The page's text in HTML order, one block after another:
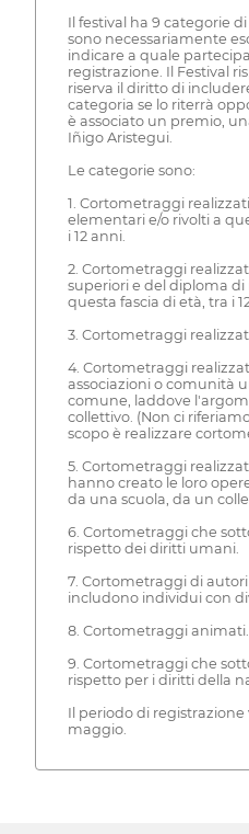
Il festival ha 9 categorie
sono necessariamente
indicare a quale
registrazione. Il Festival
riserva il diritto di
categoria se lo riterrà
è associato un premio,
Iñigo Aristegui.
Le categorie sono:
1. Cortometraggi
elementari e/o rivolti a
i 12 anni.
2. Cortometraggi
superiori e del diploma
questa fascia di età, tra i
3. Cortometraggi
4. Cortometraggi
associazioni o comunità
comune, laddove
collettivo. (Non ci
scopo è realizzare
5. Cortometraggi
hanno creato le loro
da una scuola, da un
6. Cortometraggi che
rispetto dei diritti umani.
7. Cortometraggi di
includono individui con
8. Cortometraggi animati.
9. Cortometraggi che
rispetto per i diritti della
Il periodo di registrazione
maggio.